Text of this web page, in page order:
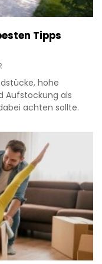
Tipps
hohe
Aufstockung als
achten sollte.